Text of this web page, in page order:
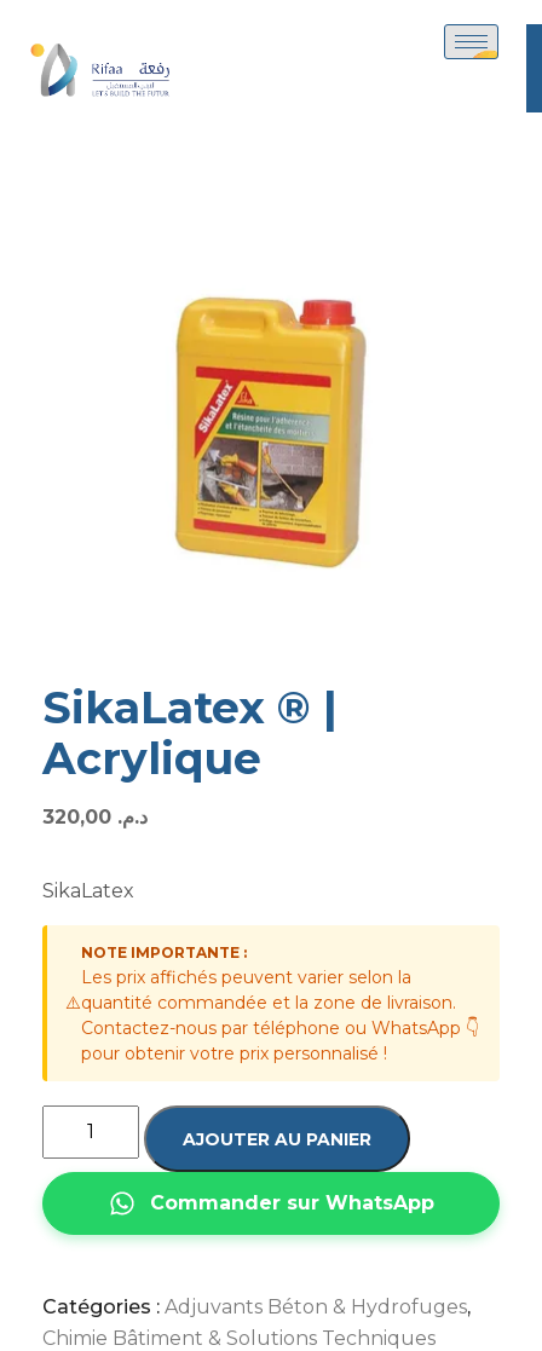
SikaLatex ® |
Acrylique
د.م.
SikaLatex
⚠️
NOTE IMPORTANTE :
Les prix affichés peuvent varier selon la
quantité commandée et la zone de livraison.
Contactez-nous par téléphone ou WhatsApp 👇
pour obtenir votre prix personnalisé !
AJOUTER AU PANIER
Commander sur WhatsApp
Catégories : Adjuvants Béton & Hydrofuges,
Chimie Bâtiment & Solutions Techniques